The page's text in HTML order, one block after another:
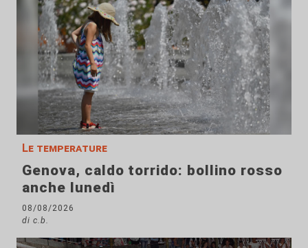
Le temperature
Genova, caldo torrido: bollino rosso
anche lunedì
08/08/2026
di c.b.